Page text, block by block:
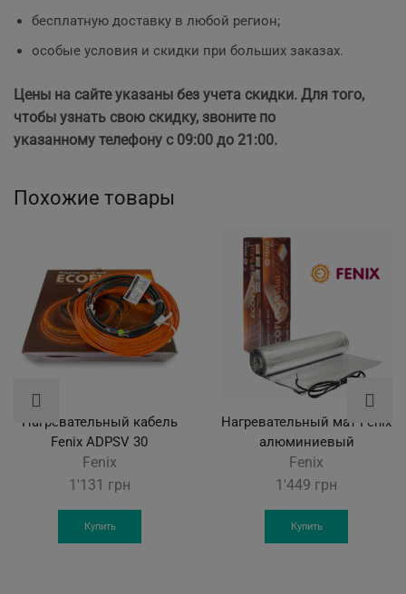
бесплатную доставку в любой регион;
особые условия и скидки при больших заказах.
Цены на сайте указаны без учета скидки. Для того,
чтобы узнать свою скидку, звоните по
указанному телефону с 09:00 до 21:00.
Похожие товары
Нагревательный кабель
Fenix ADPSV 30
Fenix
1'131 грн
Купить
Нагревательный мат Fenix
алюминиевый
Fenix
1'449 грн
Купить